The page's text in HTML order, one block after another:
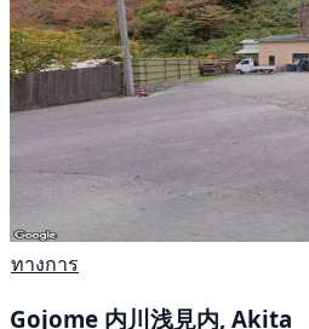
ทางการ
Gojome 内川浅見内, Akita